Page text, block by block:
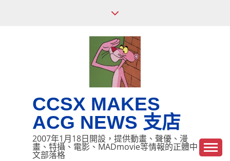
CCSX MAKES
ACG NEWS 支店
2007年1月18日開設，提供動畫、聲優、漫
畫、特攝、電影、MADmovie等情報的正體中
文部落格